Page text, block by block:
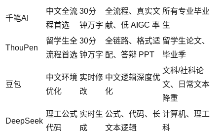
千笔AI
中文全流
程首选
30分
钟万字
全流程、真实文
献、低 AIGC 率
所有专业毕业
生
ThouPen
留学生全
流程首选
30分
钟万字
全链路、格式适
配、答辩 PPT
留学生论文、
毕业季
豆包
中文环境
优化
实时修
改
中文逻辑深度优
化
文科/社科论
文、日常文本
降重
DeepSeek
理工公式
代码
实时生
成
公式、代码、长
文本逻辑
计算机、理工
科